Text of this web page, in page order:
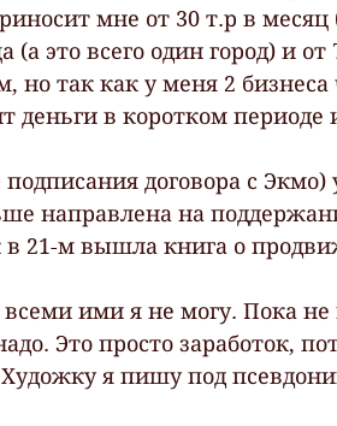
мне от 30 т.р в месяц
это всего один город) и от
но так как у меня 2
деньги в коротком
подписания договора с
направлена на
в 21-м вышла книга о
ими я не могу. Пока не
Это просто заработок,
я пишу под